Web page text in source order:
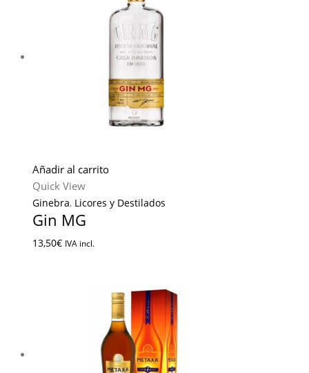
Añadir al carrito
Quick View
Ginebra, Licores y Destilados
Gin MG
13,50€ IVA incl.